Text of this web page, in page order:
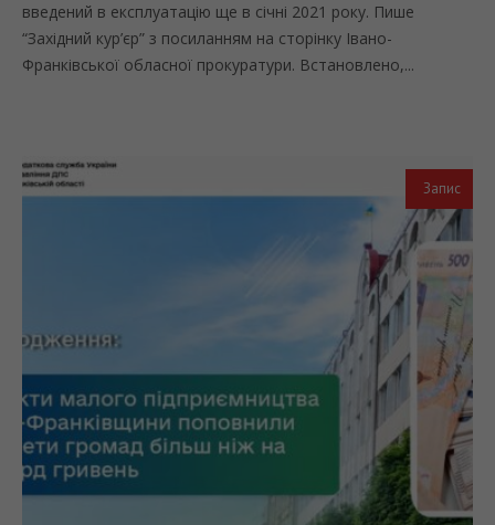
введений в експлуатацію ще в січні 2021 року. Пише
“Західний кур’єр” з посиланням на сторінку Івано-
Франківської обласної прокуратури. Встановлено,...
Запис